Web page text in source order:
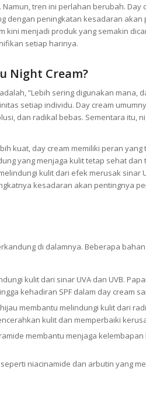
tren ini perlahan berubah. Day
dengan peningkatan kesadaran akan
kini menjadi produk yang semakin
setiap harinya.
Night Cream?
“Lebih sering digunakan mana,
setiap individu. Day cream
dan radikal bebas. Sementara itu,
kuat, day cream memiliki peran yang
yang menjaga kulit tetap sehat
kulit dari efek merusak sinar
kesadaran akan pentingnya
di dalamnya. Beberapa
kulit dari sinar UVA dan UVB.
kehadiran SPF dalam day cream
membantu melindungi kulit dari
kulit dan memperbaiki
membantu menjaga
niacinamide dan arbutin yang